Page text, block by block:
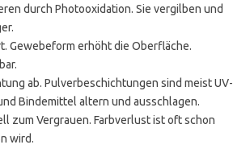
durch Photooxidation. Sie vergilben und
Gewebeform erhöht die Oberfläche.
ab. Pulverbeschichtungen sind meist UV-
Bindemittel altern und ausschlagen.
zum Vergrauen. Farbverlust ist oft schon
wird.